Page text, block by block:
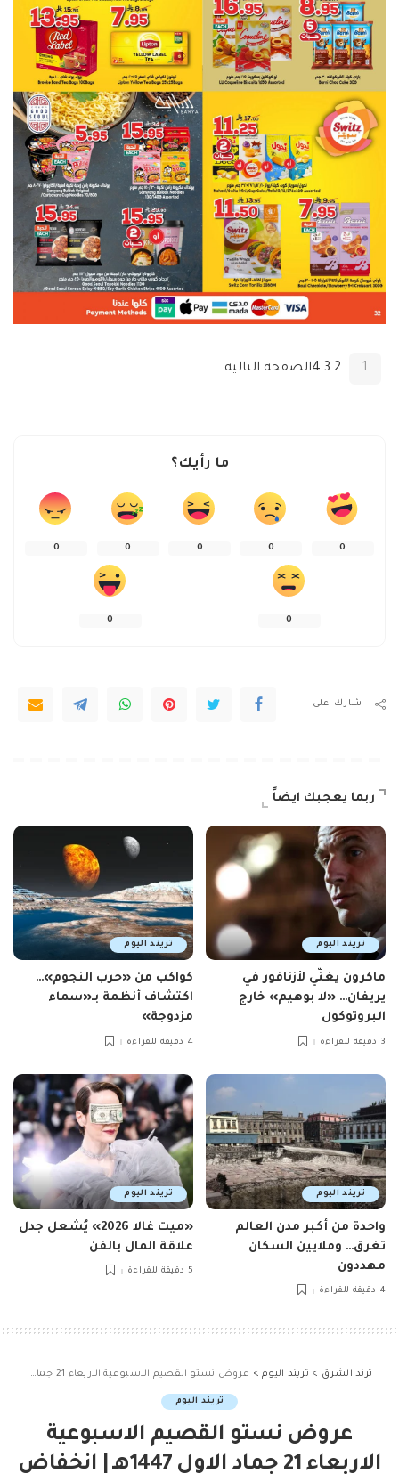
1
2
3
4الصفحة التالية
ما رأيك؟
0
0
0
0
0
0
0
شارك على
ربما يعجبك ايضاً
تريند اليوم
ماكرون يغنّي لأزنافور في
يريفان… «لا بوهيم» خارج
البروتوكول
3 دقيقة للقراءة
تريند اليوم
كواكب من «حرب النجوم»…
اكتشاف أنظمة بـ«سماء
مزدوجة»
4 دقيقة للقراءة
تريند اليوم
واحدة من أكبر مدن العالم
تغرق… وملايين السكان
مهددون
4 دقيقة للقراءة
تريند اليوم
«ميت غالا 2026» يُشعل جدل
علاقة المال بالفن
5 دقيقة للقراءة
ترند الشرق > تريند اليوم> عروض نستو القصيم الاسبوعية الاربعاء 21 جماد الاول 1447هـ | انخفاض الاسعار
تريند اليوم
عروض نستو القصيم الاسبوعية
الاربعاء 21 جماد الاول 1447هـ | انخفاض